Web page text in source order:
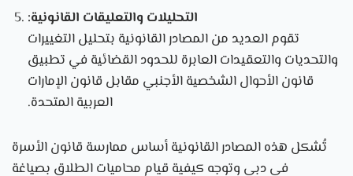
التحليلات والتعليقات القانونية:
تقوم العديد من المصادر القانونية بتحليل التغييرات
والتحديات والتعقيدات العابرة للحدود القضائية في تطبيق
قانون الأحوال الشخصية الأجنبي مقابل قانون الإمارات
العربية المتحدة.
تُشكل هذه المصادر القانونية أساس ممارسة قانون الأسرة
في دبي وتوجه كيفية قيام محاميات الطلاق بصياغة